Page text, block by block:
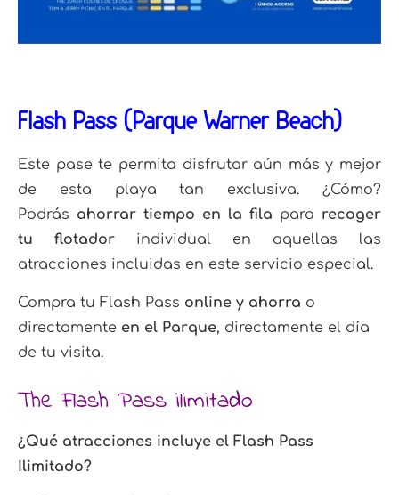
Flash Pass (Parque Warner Beach)
Este pase te permita disfrutar aún más y mejor
de esta playa tan exclusiva. ¿Cómo?
Podrás ahorrar tiempo en la fila para recoger
tu flotador individual en aquellas las
atracciones incluidas en este servicio especial.
Compra tu Flash Pass online y ahorra o
directamente en el Parque, directamente el día
de tu visita.
The Flash Pass ilimitado
¿Qué atracciones incluye el Flash Pass
Ilimitado?